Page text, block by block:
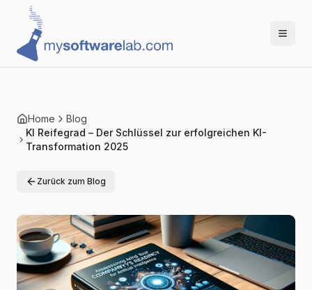
Home
Blog
KI Reifegrad – Der Schlüssel zur erfolgreichen KI-
Transformation 2025
Zurück zum Blog